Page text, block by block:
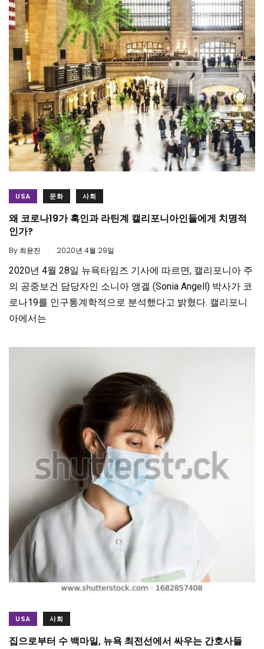
USA 문화 사회
왜 코로나19가 흑인과 라틴계 캘리포니아인들에게 치명적
인가?
By 최윤진 . 2020년 4월 29일
2020년 4월 28일 뉴욕타임즈 기사에 따르면, 캘리포니아 주
의 공중보건 담당자인 소니아 앵겔 (Sonia Angell) 박사가 코
로나19를 인구통계학적으로 분석했다고 밝혔다. 캘리포니
아에서는
USA 사회
집으로부터 수 백마일, 뉴욕 최전선에서 싸우는 간호사들